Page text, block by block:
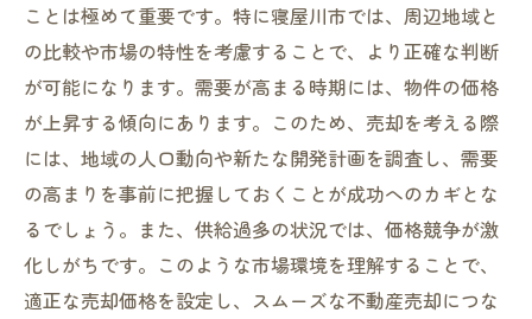
必要な書類の準備方法
物件調査と法的確認
売買契約のステップバイステップガイド
税金と費用の計算方法
引き渡しまでのスケジュール管理
トラブルを避けるための注意点
地域の魅力をアピールするための効果的な方法
地域の歴史と文化を伝える
ことは極めて重要です。特に寝屋川市では、周辺地域と
の比較や市場の特性を考慮することで、より正確な判断
が可能になります。需要が高まる時期には、物件の価格
が上昇する傾向にあります。このため、売却を考える際
には、地域の人口動向や新たな開発計画を調査し、需要
の高まりを事前に把握しておくことが成功へのカギとな
るでしょう。また、供給過多の状況では、価格競争が激
化しがちです。このような市場環境を理解することで、
適正な売却価格を設定し、スムーズな不動産売却につな